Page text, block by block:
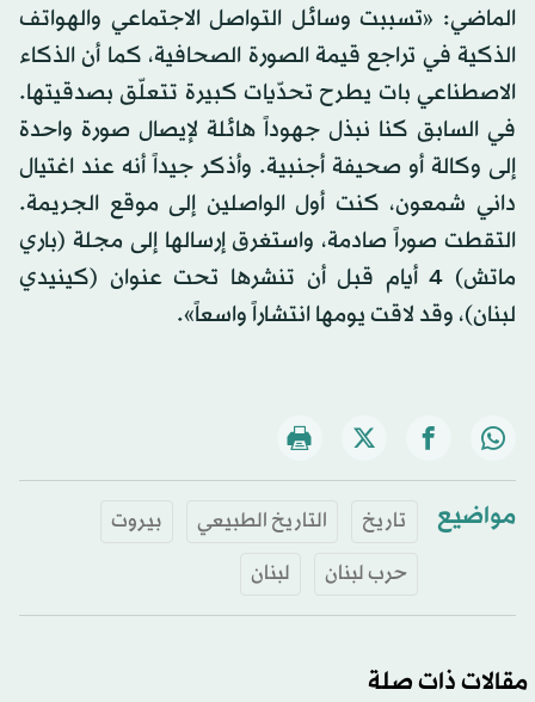
الماضي: «تسببت وسائل التواصل الاجتماعي والهواتف
الذكية في تراجع قيمة الصورة الصحافية، كما أن الذكاء
الاصطناعي بات يطرح تحدّيات كبيرة تتعلّق بصدقيتها.
في السابق كنا نبذل جهوداً هائلة لإيصال صورة واحدة
إلى وكالة أو صحيفة أجنبية. وأذكر جيداً أنه عند اغتيال
داني شمعون، كنت أول الواصلين إلى موقع الجريمة.
التقطت صوراً صادمة، واستغرق إرسالها إلى مجلة (باري
ماتش) 4 أيام قبل أن تنشرها تحت عنوان (كينيدي
لبنان)، وقد لاقت يومها انتشاراً واسعاً».
مواضيع تاريخ التاريخ الطبيعي
بيروت
حرب لبنان
لبنان
مقالات ذات صلة